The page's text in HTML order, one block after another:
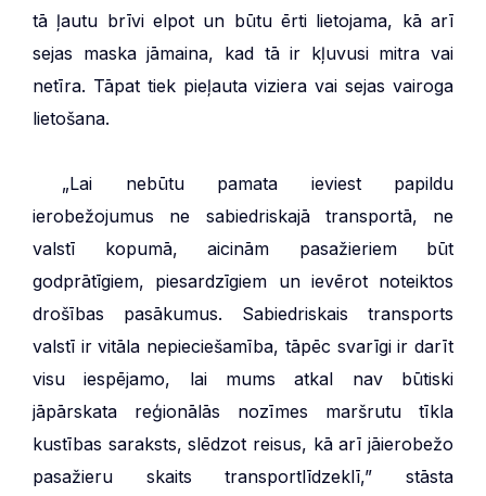
tā ļautu brīvi elpot un būtu ērti lietojama, kā arī
sejas maska jāmaina, kad tā ir kļuvusi mitra vai
netīra. Tāpat tiek pieļauta viziera vai sejas vairoga
lietošana.
„Lai nebūtu pamata ieviest papildu
ierobežojumus ne sabiedriskajā transportā, ne
valstī kopumā, aicinām pasažieriem būt
godprātīgiem, piesardzīgiem un ievērot noteiktos
drošības pasākumus. Sabiedriskais transports
valstī ir vitāla nepieciešamība, tāpēc svarīgi ir darīt
visu iespējamo, lai mums atkal nav būtiski
jāpārskata reģionālās nozīmes maršrutu tīkla
kustības saraksts, slēdzot reisus, kā arī jāierobežo
pasažieru skaits transportlīdzeklī,” stāsta